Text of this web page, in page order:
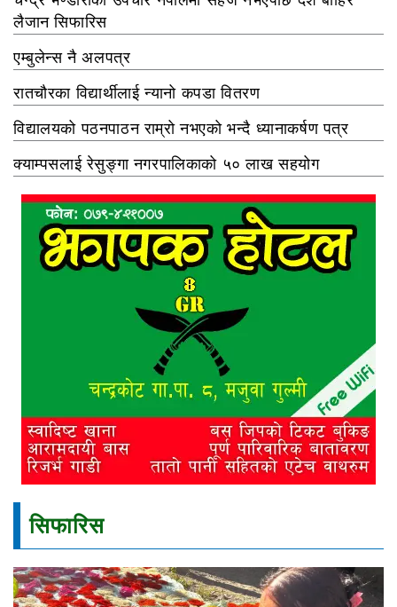
लैजान सिफारिस
एम्बुलेन्स नै अलपत्र
रातचौरका विद्यार्थीलाई न्यानो कपडा वितरण
विद्यालयको पठनपाठन राम्रो नभएको भन्दै ध्यानाकर्षण पत्र
क्याम्पसलाई रेसुङ्गा नगरपालिकाको ५० लाख सहयोग
सिफारिस